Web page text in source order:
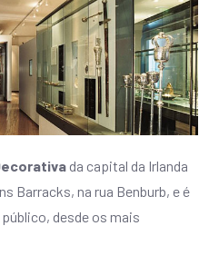
da capital da Irlanda
Barracks, na rua Benburb, e é
desde os mais